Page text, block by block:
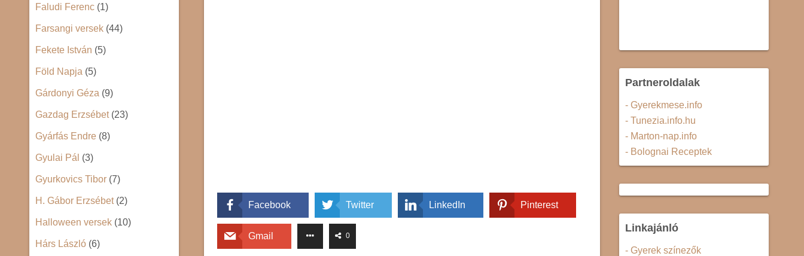
Facebook Twitter LinkedIn Pinterest
Gmail 0
Faludi Ferenc (1)
Farsangi versek (44)
Fekete István (5)
Föld Napja (5)
Gárdonyi Géza (9)
Gazdag Erzsébet(23)
Gyárfás Endre (8)
Gyulai Pál (3)
Gyurkovics Tibor (7)
H. Gábor Erzsébet(2)
Halloween versek (10)
Hárs László (6)
Partneroldalak
- Gyerekmese.info
- Tunezia.info.hu
- Marton-nap.info
- Bolognai Receptek
Linkajánló
- Gyerek színezők